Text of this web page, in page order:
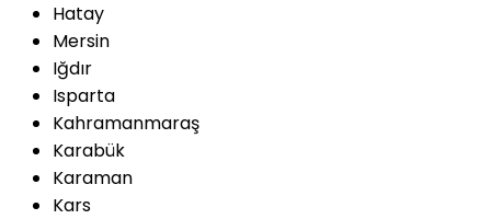
Hatay
Mersin
Iğdır
Isparta
Kahramanmaraş
Karabük
Karaman
Kars